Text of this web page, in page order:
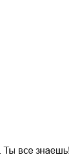
Ты все